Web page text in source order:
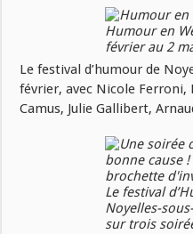
Humour en
février au 2
Le festival d’humour de
février, avec Nicole Ferroni,
Camus, Julie Gallibert,
Le festival
Noyelles-
sur trois